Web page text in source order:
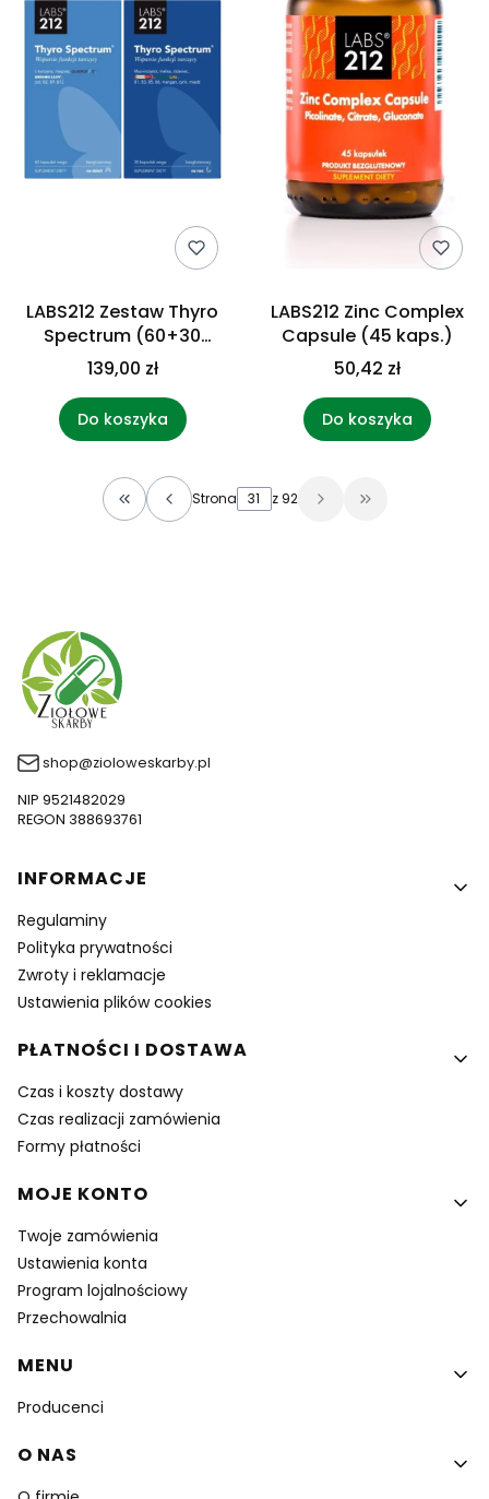
LABS212 Zestaw Thyro
Spectrum (60+30
kaps.)
139,00 zł
Do koszyka
LABS212 Zinc Complex
Capsule (45 kaps.)
50,42 zł
Do koszyka
Wróć do pierwszej strony z produktami
Strona z 92 Przejdź do
shop@zioloweskarby.pl
NIP 9521482029
REGON 388693761
Linki w stopce
INFORMACJE
Regulaminy
Polityka prywatności
Zwroty i reklamacje
Ustawienia plików cookies
PŁATNOŚCI I DOSTAWA
Czas i koszty dostawy
Czas realizacji zamówienia
Formy płatności
MOJE KONTO
Twoje zamówienia
Ustawienia konta
Program lojalnościowy
Przechowalnia
MENU
Producenci
O NAS